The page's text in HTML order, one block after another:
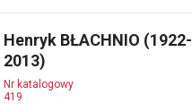
Henryk BŁACHNIO (1922-
2013)
Nr katalogowy
419